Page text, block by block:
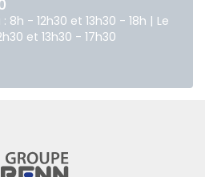
8h - 12h30 et 13h30 - 18h | Le
et 13h30 - 17h30